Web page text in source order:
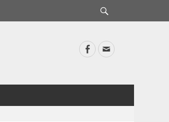
Facebook
E-